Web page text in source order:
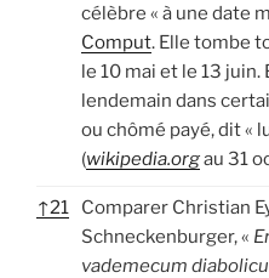
célèbre « à une date
Comput. Elle tombe
le 10 mai et le 13
lendemain dans
ou chômé payé, dit «
(wikipedia.orgau 31
↑21
Comparer Christian
Schneckenburger, «
vademecum